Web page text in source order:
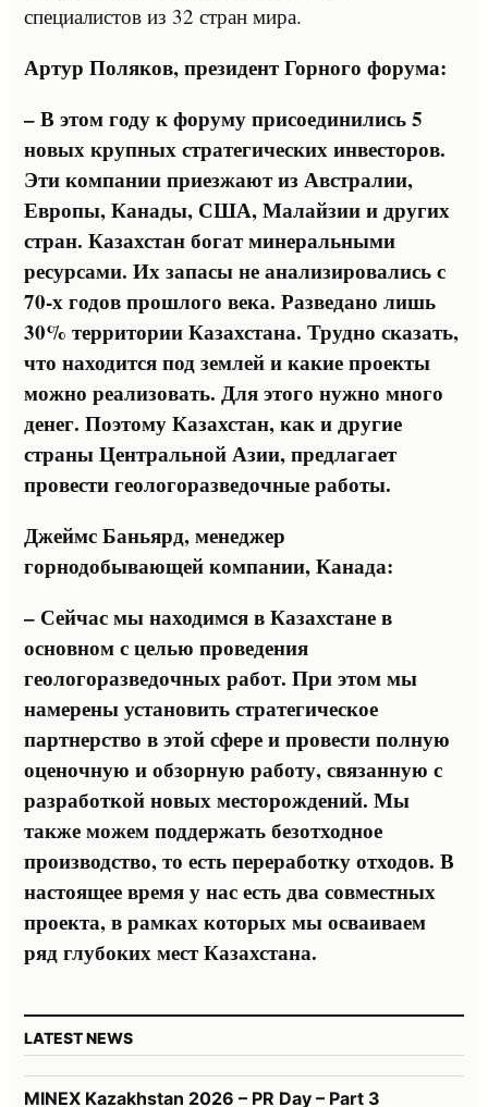
специалистов из 32 стран мира.
Артур Поляков, президент Горного форума:
– В этом году к форуму присоединились 5
новых крупных стратегических инвесторов.
Эти компании приезжают из Австралии,
Европы, Канады, США, Малайзии и других
стран. Казахстан богат минеральными
ресурсами. Их запасы не анализировались с
70-х годов прошлого века. Разведано лишь
30% территории Казахстана. Трудно сказать,
что находится под землей и какие проекты
можно реализовать. Для этого нужно много
денег. Поэтому Казахстан, как и другие
страны Центральной Азии, предлагает
провести геологоразведочные работы.
Джеймс Баньярд, менеджер
горнодобывающей компании, Канада:
– Сейчас мы находимся в Казахстане в
основном с целью проведения
геологоразведочных работ. При этом мы
намерены установить стратегическое
партнерство в этой сфере и провести полную
оценочную и обзорную работу, связанную с
разработкой новых месторождений. Мы
также можем поддержать безотходное
производство, то есть переработку отходов. В
настоящее время у нас есть два совместных
проекта, в рамках которых мы осваиваем
ряд глубоких мест Казахстана.
LATEST NEWS
MINEX Kazakhstan 2026 – PR Day – Part 3